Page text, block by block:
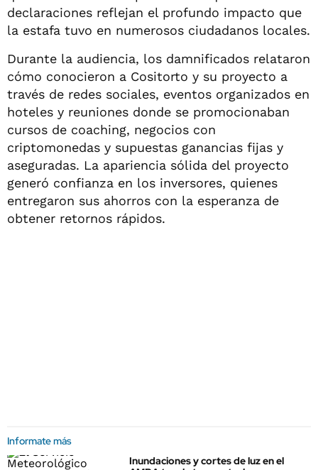
declaraciones reflejan el profundo impacto que
la estafa tuvo en numerosos ciudadanos locales.
Durante la audiencia, los damnificados relataron
cómo conocieron a Cositorto y su proyecto a
través de redes sociales, eventos organizados en
hoteles y reuniones donde se promocionaban
cursos de coaching, negocios con
criptomonedas y supuestas ganancias fijas y
aseguradas. La apariencia sólida del proyecto
generó confianza en los inversores, quienes
entregaron sus ahorros con la esperanza de
obtener retornos rápidos.
Informate más
Inundaciones y cortes de luz en el